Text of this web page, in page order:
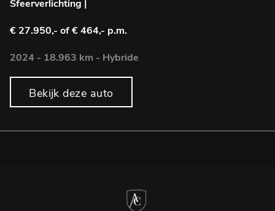
Sfeerverlichting |
€ 27.950,- of € 464,- p.m.
2024 - 18.963 km - Hybride
Bekijk deze auto